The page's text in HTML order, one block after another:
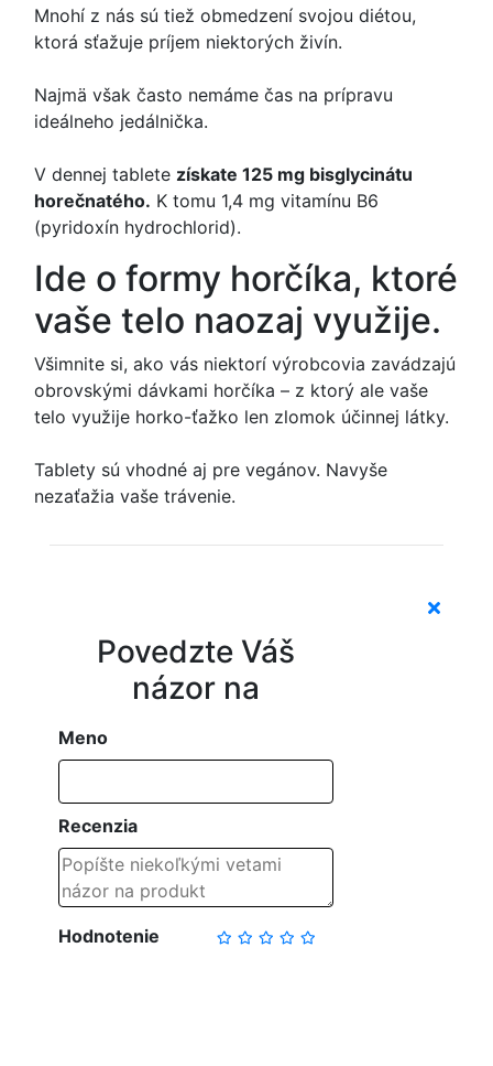
Mnohí z nás sú tiež obmedzení svojou diétou,
ktorá sťažuje príjem niektorých živín.
Najmä však často nemáme čas na prípravu
ideálneho jedálnička.
V dennej tablete získate 125 mg bisglycinátu
horečnatého. K tomu 1,4 mg vitamínu B6
(pyridoxín hydrochlorid).
Ide o formy horčíka, ktoré
vaše telo naozaj využije.
Všimnite si, ako vás niektorí výrobcovia zavádzajú
obrovskými dávkami horčíka – z ktorý ale vaše
telo využije horko-ťažko len zlomok účinnej látky.
Tablety sú vhodné aj pre vegánov. Navyše
nezaťažia vaše trávenie.
Povedzte Váš
názor na
Meno
Recenzia
Hodnotenie